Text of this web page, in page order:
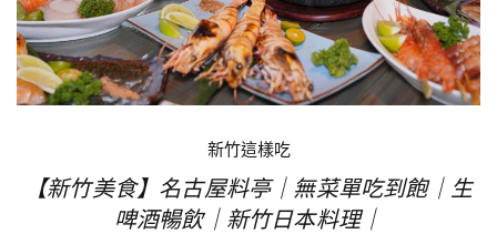
新竹這樣吃
【新竹美食】名古屋料亭｜無菜單吃到飽｜生
啤酒暢飲｜新竹日本料理｜